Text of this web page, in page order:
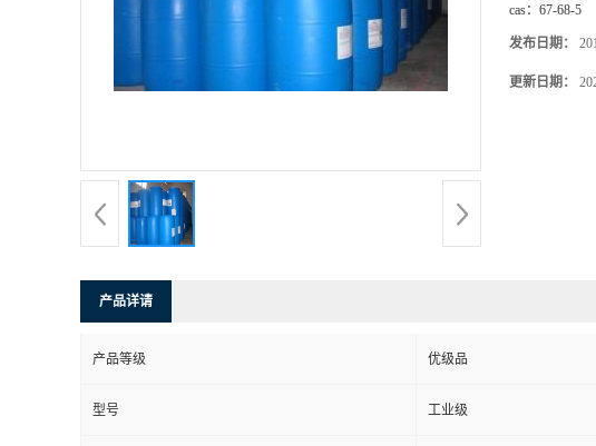
cas： 67-68-5
发布日期：
更新日期：
产品详请
产品等级 优级品
型号 工业级